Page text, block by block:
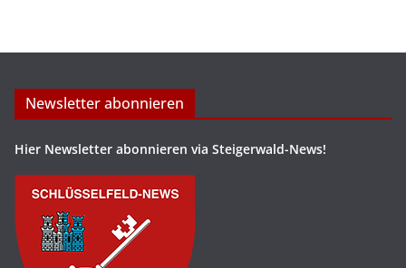
Newsletter abonnieren
Hier Newsletter abonnieren via Steigerwald-News!